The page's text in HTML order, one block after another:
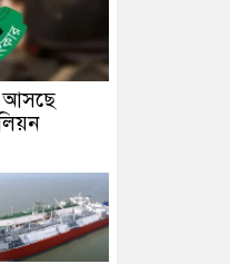
আসছে